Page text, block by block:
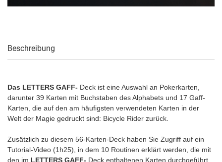
Beschreibung
Das LETTERS GAFF- Deck ist eine Auswahl an Pokerkarten,
darunter 39 Karten mit Buchstaben des Alphabets und 17 Gaff-
Karten, die auf den am häufigsten verwendeten Karten in der
Welt der Magie gedruckt sind: Bicycle Rider zurück.
Zusätzlich zu diesem 56-Karten-Deck haben Sie Zugriff auf ein
Tutorial-Video (1h25), in dem 10 Routinen erklärt werden, die mit
den im LETTERS GAFF- Deck enthaltenen Karten durchgeführt